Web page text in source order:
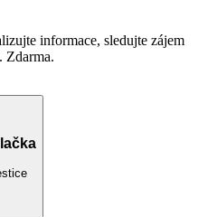
informace, sledujte zájem
Zdarma.